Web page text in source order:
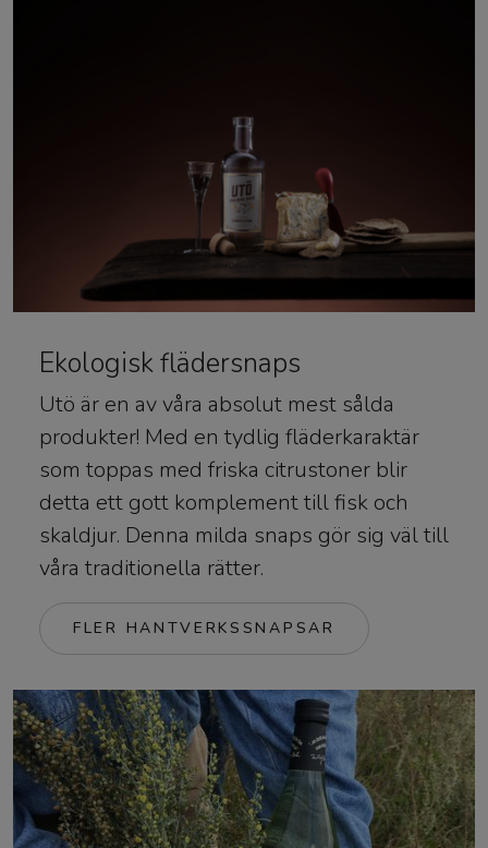
Ekologisk flädersnaps
Utö är en av våra absolut mest sålda
produkter! Med en tydlig fläderkaraktär
som toppas med friska citrustoner blir
detta ett gott komplement till fisk och
skaldjur. Denna milda snaps gör sig väl till
våra traditionella rätter.
FLER HANTVERKSSNAPSAR